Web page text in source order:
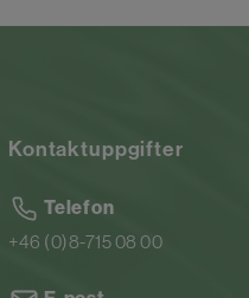
Kontaktuppgifter
Telefon
+46 (0)8-715 08 00